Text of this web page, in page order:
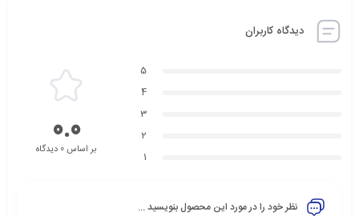
دیدگاه کاربران
5
4
3
2
1
0.0بر اساس 0 دیدگاه
نظر خود را در مورد این محصول بنویسید ...